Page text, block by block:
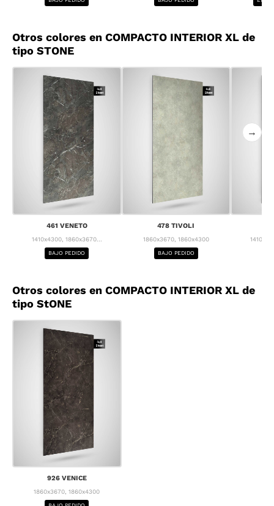
Otros colores en COMPACTO INTERIOR XL de
tipo STONE
461 VENETO
1410x4300, 1860x3670...
BAJO PEDIDO
478 TIVOLI
1860x3670, 1860x4300
BAJO PEDIDO
→
Otros colores en COMPACTO INTERIOR XL de
tipo StONE
926 VENICE
1860x3670, 1860x4300